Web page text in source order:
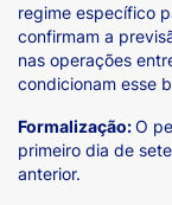
regime específico
confirmam a
nas operações
condicionam esse
Formalização:O
primeiro dia de
anterior.